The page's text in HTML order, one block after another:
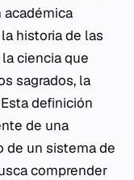
historia de las
ciencia que
sagrados, la
definición
de una
de un sistema de
comprender